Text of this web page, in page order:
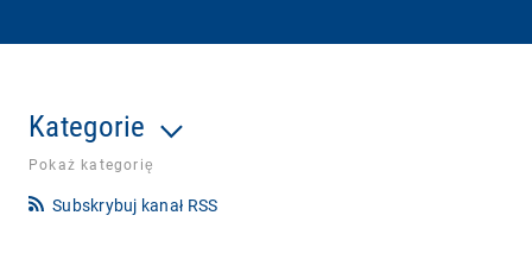
Kategorie
Pokaż kategorię
Subskrybuj kanał RSS